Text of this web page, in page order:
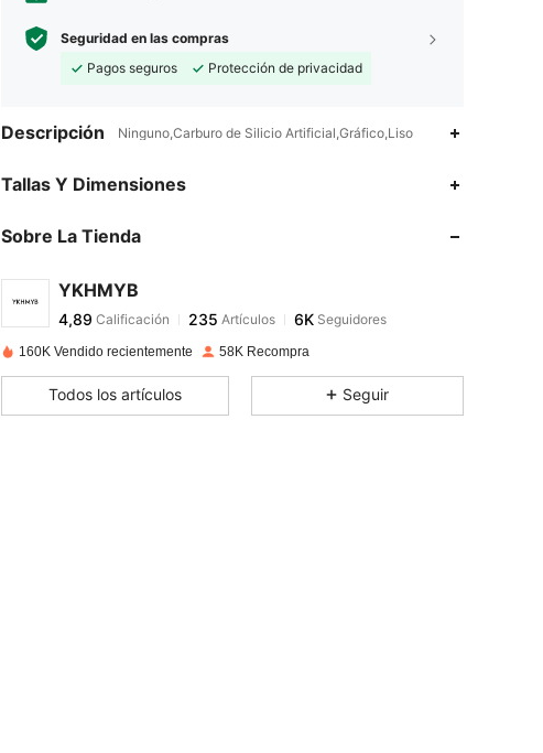
Seguridad en las compras
Pagos seguros
Protección de privacidad
Descripción Ninguno,Carburo de Silicio Artificial,Gráfico,Liso
Tallas Y Dimensiones
Sobre La Tienda
YKHMYB
4,89
4,89
m***6pagó Hace 1 día
160K Vendido recientemente 58K Recompra
Todos los artículos Seguir